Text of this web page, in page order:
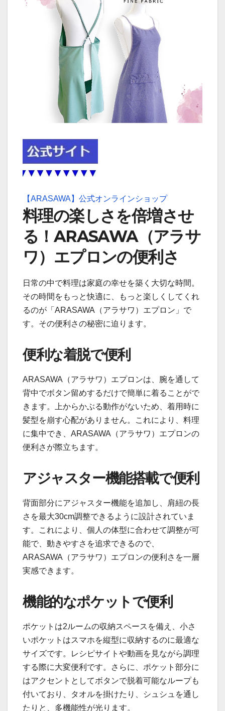
【ARASAWA】公式オンラインショップ
料理の楽しさを倍増させ
る！ARASAWA（アラサ
ワ）エプロンの便利さ
日常の中で料理は家庭の幸せを築く大切な時間。
その時間をもっと快適に、もっと楽しくしてくれ
るのが「ARASAWA（アラサワ）エプロン」で
す。その便利さの秘密に迫ります。
便利な着脱で便利
ARASAWA（アラサワ）エプロンは、腕を通して
背中でボタン留めするだけで簡単に着ることがで
きます。上からかぶる動作がないため、着用時に
髪型を崩す心配がありません。これにより、料理
に集中でき、ARASAWA（アラサワ）エプロンの
便利さが際立ちます。
アジャスター機能搭載で便利
背面部分にアジャスター機能を追加し、肩紐の長
さを最大30cm調整できるように設計されていま
す。これにより、個人の体型に合わせて調整が可
能で、動きやすさを追求できるので、
ARASAWA（アラサワ）エプロンの便利さを一層
実感できます。
機能的なポケットで便利
ポケットは2ルームの収納スペースを備え、小さ
いポケットはスマホを縦型に収納するのに最適な
サイズです。レシピサイトや動画を見ながら調理
する際に大変便利です。さらに、ポケット部分に
はアクセントとしてボタンで脱着可能なループも
付いており、タオルを掛けたり、シュシュを通し
たりと、多機能性が光ります。